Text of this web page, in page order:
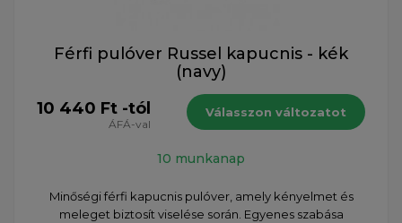
Férfi pulóver Russel kapucnis - kék
(navy)
10 440 Ft -tól
ÁFÁ-val
Válasszon változatot
10 munkanap
Minőségi férfi kapucnis pulóver, amely kényelmet és
meleget biztosít viselése során. Egyenes szabása